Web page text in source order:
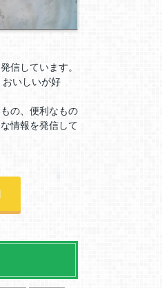
信しています。
いしいが好
の、便利なもの
情報を発信して